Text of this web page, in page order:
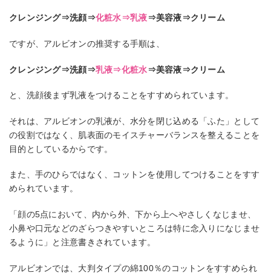
クレンジング⇒洗顔⇒化粧水⇒乳液⇒美容液⇒クリーム
ですが、アルビオンの推奨する手順は、
クレンジング⇒洗顔⇒乳液⇒化粧水⇒美容液⇒クリーム
と、洗顔後まず乳液をつけることをすすめられています。
それは、アルビオンの乳液が、水分を閉じ込める「ふた」として
の役割ではなく、肌表面のモイスチャーバランスを整えることを
目的としているからです。
また、手のひらではなく、コットンを使用してつけることをすす
められています。
「顔の5点において、内から外、下から上へやさしくなじませ、
小鼻や口元などのざらつきやすいところは特に念入りになじませ
るように」と注意書きされています。
アルビオンでは、大判タイプの綿100％のコットンをすすめられ